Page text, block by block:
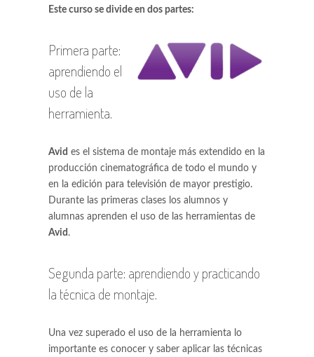
Este curso se divide en dos partes:
Primera parte:
aprendiendo el
uso de la
herramienta.
Avid es el sistema de montaje más extendido en la
producción cinematográfica de todo el mundo y
en la edición para televisión de mayor prestigio.
Durante las primeras clases los alumnos y
alumnas aprenden el uso de las herramientas de
Avid .
Segunda parte: aprendiendo y practicando
la técnica de montaje.
Una vez superado el uso de la herramienta lo
importante es conocer y saber aplicar las técnicas